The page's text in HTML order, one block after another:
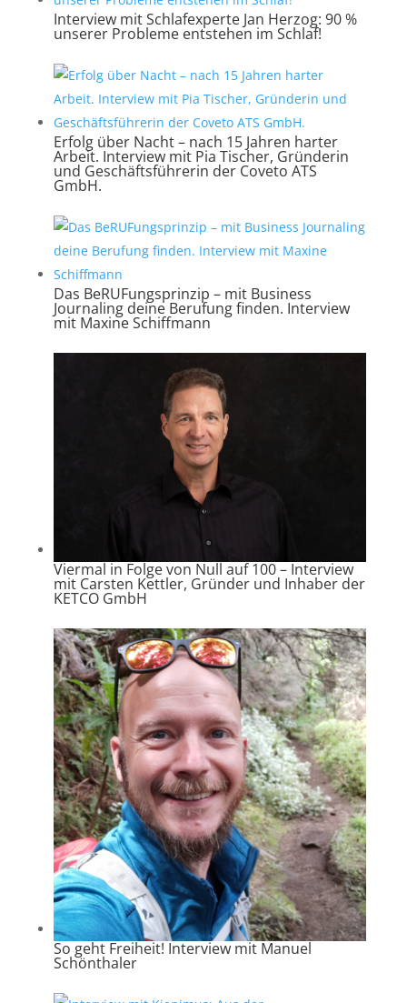
Interview mit Schlafexperte Jan Herzog: 90 %
unserer Probleme entstehen im Schlaf!
Erfolg über Nacht – nach 15 Jahren harter
Arbeit. Interview mit Pia Tischer, Gründerin
und Geschäftsführerin der Coveto ATS
GmbH.
Das BeRUFungsprinzip – mit Business
Journaling deine Berufung finden. Interview
mit Maxine Schiffmann
Viermal in Folge von Null auf 100 – Interview
mit Carsten Kettler, Gründer und Inhaber der
KETCO GmbH
So geht Freiheit! Interview mit Manuel
Schönthaler